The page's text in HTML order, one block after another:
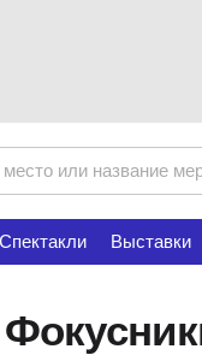
Спектакли Выставки